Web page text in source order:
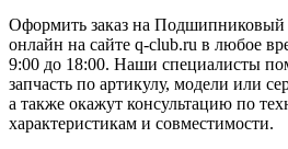
Оформить заказ на Подшипниковый
онлайн на сайте q-club.ru в любое
9:00 до 18:00. Наши специалисты
запчасть по артикулу, модели или
а также окажут консультацию по
характеристикам и совместимости.